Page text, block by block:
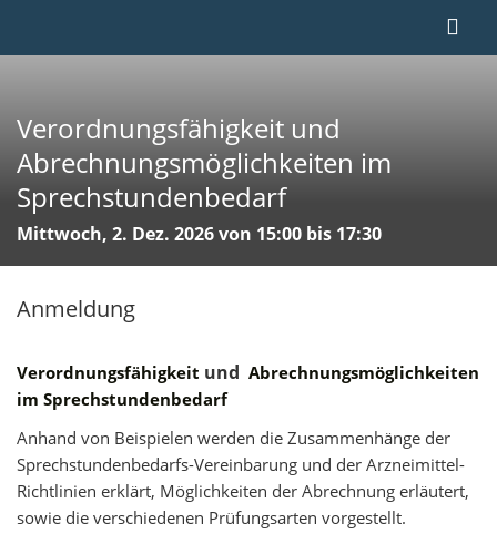
Verordnungsfähigkeit und
Abrechnungsmöglichkeiten im
Sprechstundenbedarf
Mittwoch, 2. Dez. 2026 von 15:00 bis 17:30
Anmeldung
Verordnungsfähigkeit und Abrechnungsmöglichkeiten
im Sprechstundenbedarf
Anhand von Beispielen werden die Zusammenhänge der
Sprechstundenbedarfs-Vereinbarung und der Arzneimittel-
Richtlinien erklärt, Möglichkeiten der Abrechnung erläutert,
sowie die verschiedenen Prüfungsarten vorgestellt.